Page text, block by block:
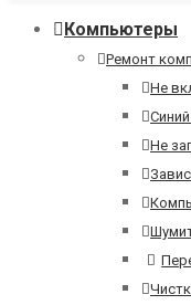
Компьютеры
Ремонт
Не
Не